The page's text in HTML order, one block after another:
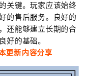
关键。玩家应该始终
的售后服务。良好的
还能够建立长期的合
好的基础。
更新内容分享